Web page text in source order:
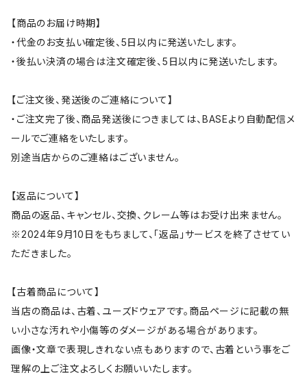
【商品のお届け時期】
・代金のお支払い確定後、5日以内に発送いたします。
・後払い決済の場合は注文確定後、5日以内に発送いたします。
【ご注文後、発送後のご連絡について】
・ご注文完了後、商品発送後につきましては、BASEより自動配信メ
ールでご連絡をいたします。
別途当店からのご連絡はございません。
【返品について】
商品の返品、キャンセル、交換、クレーム等はお受け出来ません。
※2024年9月10日をもちまして、「返品」サービスを終了させてい
ただきました。
【古着商品について】
当店の商品は、古着、ユーズドウェアです。商品ページに記載の無
い小さな汚れや小傷等のダメージがある場合があります。
画像・文章で表現しきれない点もありますので、古着という事をご
理解の上ご注文よろしくお願いいたします。